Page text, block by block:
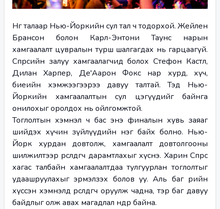
Нөгөө талаар Нью-Йоркийн сул тал ч тодорхой. Жейлен
Брансон болон Карл-Энтони Таунс нарын
хамгаалалт цувралын турш шалгагдах нь гарцаагүй.
Спөрсийн залуу хамгаалагчид болох Стефон Кастл,
Дилан Харпер, Де'Аарон Фокс нар хурд, хүч,
биеийн хэмжээгээрээ давуу талтай. Тэд Нью-
Йоркийн хамгаалалтын сул цэгүүдийг байнга
онилохыг оролдох нь ойлгомжтой.
Тоглолтын хэмнэл ч бас энэ финалын хувь заяаг
шийдэх хүчин зүйлүүдийн нэг байх болно. Нью-
Йорк хурдан довтолж, хамгаалалт довтолгооны
шилжилтээр өрсөлдөгчөө дарамтлахыг хүснэ. Харин Спөрс
хагас талбайн хамгаалалтдаа тулгуурлан тоглолтыг
удаашруулахыг эрмэлзэх болов уу. Аль баг өөрийн
хүссэн хэмнэлд өрсөлдөгчөө оруулж чадна, тэр баг давуу
байдлыг олж авах магадлал өндөр байна.